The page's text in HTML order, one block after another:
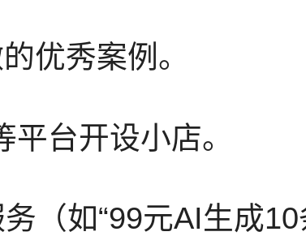
优秀案例。
台开设小店。
（如“99元AI生成